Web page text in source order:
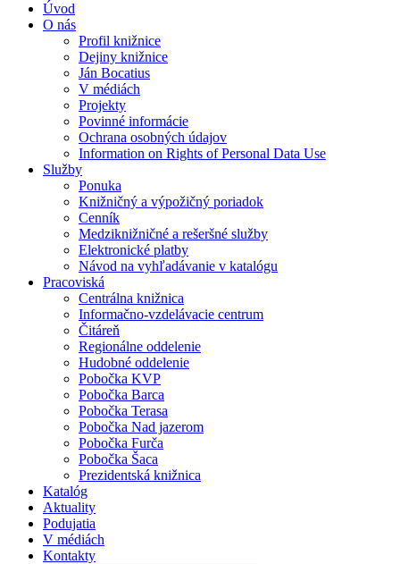
Úvod
O nás
Profil knižnice
Dejiny knižnice
Ján Bocatius
V médiách
Projekty
Povinné informácie
Ochrana osobných údajov
Information on Rights of Personal Data Use
Služby
Ponuka
Knižničný a výpožičný poriadok
Cenník
Medziknižničné a rešeršné služby
Elektronické platby
Návod na vyhľadávanie v katalógu
Pracoviská
Centrálna knižnica
Informačno-vzdelávacie centrum
Čitáreň
Regionálne oddelenie
Hudobné oddelenie
Pobočka KVP
Pobočka Barca
Pobočka Terasa
Pobočka Nad jazerom
Pobočka Furča
Pobočka Šaca
Prezidentská knižnica
Katalóg
Aktuality
Podujatia
V médiách
Kontakty